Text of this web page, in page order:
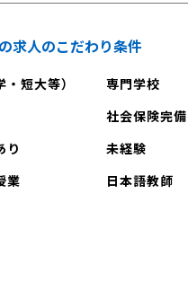
求人のこだわり条件
短大等）
専門学校
社会保険完備
り
未経験
業
日本語教師